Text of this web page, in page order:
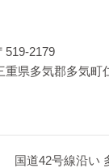
519-2179
重県多気郡多気町
国道42号線沿い